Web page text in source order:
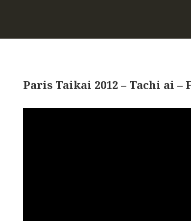
Paris Taikai 2012 – Tachi ai –